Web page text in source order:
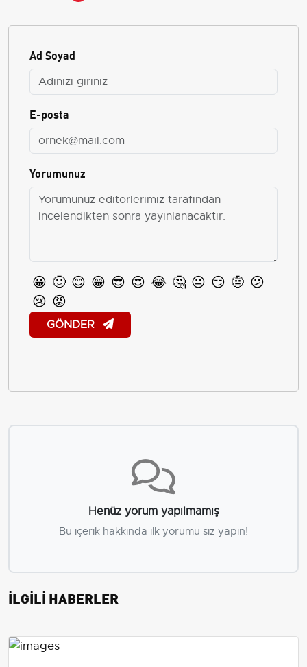
Ad Soyad
E-posta
Yorumunuz
😀 🙂 😊 😁 😎 😍 😂 🤔 😐 😏 🤨 😕
😢 😡
GÖNDER
Henüz yorum yapılmamış
Bu içerik hakkında ilk yorumu siz yapın!
İLGİLİ HABERLER